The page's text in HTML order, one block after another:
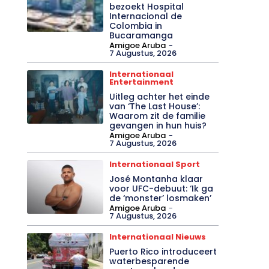
bezoekt Hospital
Internacional de
Colombia in
Bucaramanga
Amigoe Aruba -
7 Augustus, 2026
Internationaal
Entertainment
Uitleg achter het einde
van ‘The Last House’:
Waarom zit de familie
gevangen in hun huis?
Amigoe Aruba -
7 Augustus, 2026
Internationaal Sport
José Montanha klaar
voor UFC-debuut: ‘Ik ga
de ‘monster’ losmaken’
Amigoe Aruba -
7 Augustus, 2026
Internationaal Nieuws
Puerto Rico introduceert
waterbesparende